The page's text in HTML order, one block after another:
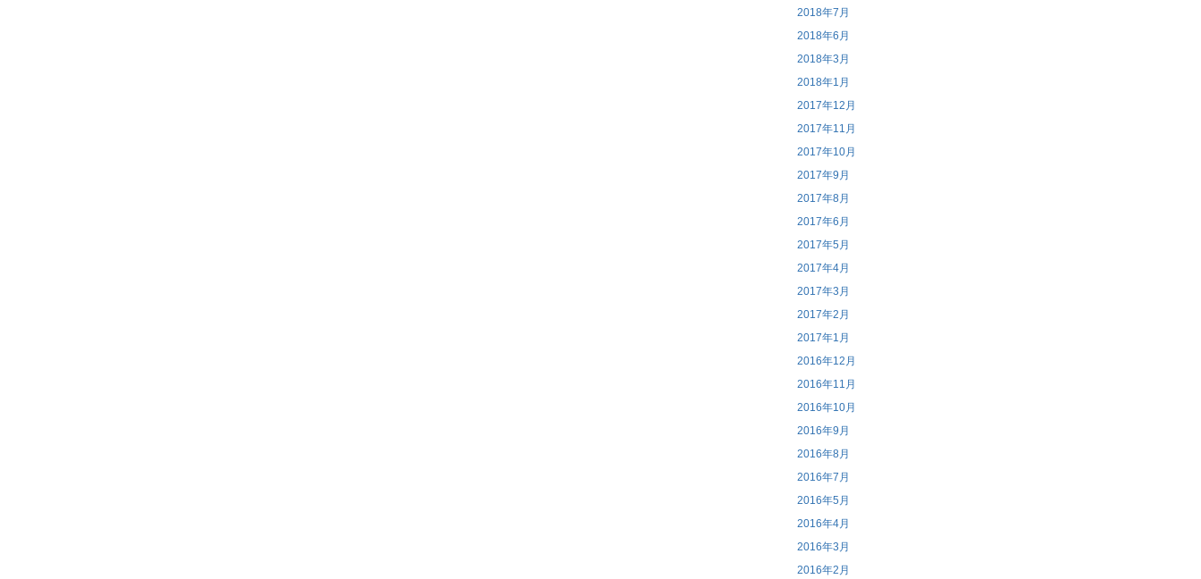
2018年7月
2018年6月
2018年3月
2018年1月
2017年12月
2017年11月
2017年10月
2017年9月
2017年8月
2017年6月
2017年5月
2017年4月
2017年3月
2017年2月
2017年1月
2016年12月
2016年11月
2016年10月
2016年9月
2016年8月
2016年7月
2016年5月
2016年4月
2016年3月
2016年2月